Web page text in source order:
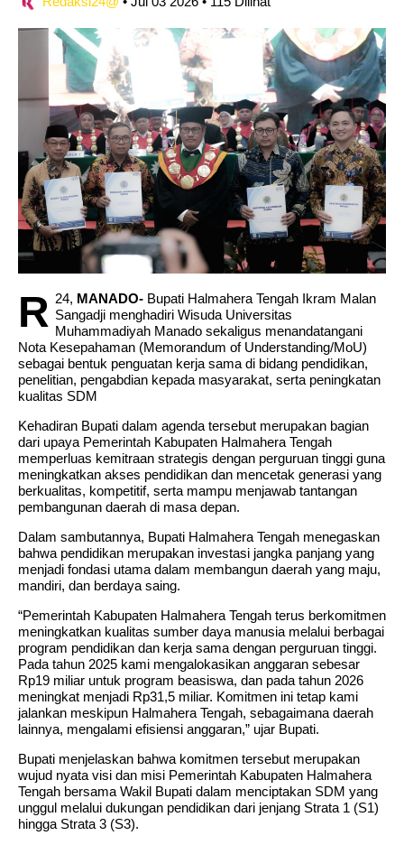
R 24, MANADO- Bupati Halmahera Tengah Ikram Malan
Sangadji menghadiri Wisuda Universitas
Muhammadiyah Manado sekaligus menandatangani
Nota Kesepahaman (Memorandum of Understanding/MoU)
sebagai bentuk penguatan kerja sama di bidang pendidikan,
penelitian, pengabdian kepada masyarakat, serta peningkatan
kualitas SDM
Kehadiran Bupati dalam agenda tersebut merupakan bagian
dari upaya Pemerintah Kabupaten Halmahera Tengah
memperluas kemitraan strategis dengan perguruan tinggi guna
meningkatkan akses pendidikan dan mencetak generasi yang
berkualitas, kompetitif, serta mampu menjawab tantangan
pembangunan daerah di masa depan.
Dalam sambutannya, Bupati Halmahera Tengah menegaskan
bahwa pendidikan merupakan investasi jangka panjang yang
menjadi fondasi utama dalam membangun daerah yang maju,
mandiri, dan berdaya saing.
“Pemerintah Kabupaten Halmahera Tengah terus berkomitmen
meningkatkan kualitas sumber daya manusia melalui berbagai
program pendidikan dan kerja sama dengan perguruan tinggi.
Pada tahun 2025 kami mengalokasikan anggaran sebesar
Rp19 miliar untuk program beasiswa, dan pada tahun 2026
meningkat menjadi Rp31,5 miliar. Komitmen ini tetap kami
jalankan meskipun Halmahera Tengah, sebagaimana daerah
lainnya, mengalami efisiensi anggaran,” ujar Bupati.
Bupati menjelaskan bahwa komitmen tersebut merupakan
wujud nyata visi dan misi Pemerintah Kabupaten Halmahera
Tengah bersama Wakil Bupati dalam menciptakan SDM yang
unggul melalui dukungan pendidikan dari jenjang Strata 1 (S1)
hingga Strata 3 (S3).